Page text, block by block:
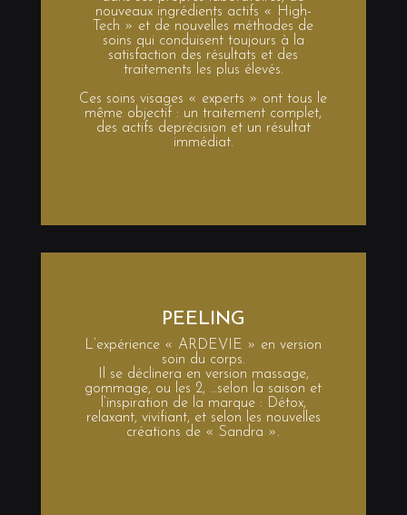
nouveaux ingrédients actifs « High-
Tech » et de nouvelles méthodes de
soins qui conduisent toujours à la
satisfaction des résultats et des
traitements les plus élevés.
Ces soins visages « experts » ont tous le
même objectif : un traitement complet,
des actifs deprécision et un résultat
immédiat.
PEELING
L’expérience « ARDEVIE » en version
soin du corps.
Il se déclinera en version massage,
gommage, ou les 2, …selon la saison et
l’inspiration de la marque : Détox,
relaxant, vivifiant, et selon les nouvelles
créations de « Sandra ».